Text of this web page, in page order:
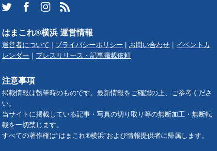
はまこれ®横浜 運営情報
運営者について | プライバシーポリシー | お問い合わせ ｜ イベントカ
レンダー ｜ プレスリリース・記事掲載依頼
注意事項
掲載情報は執筆時のものです。最新情報をご確認の上、ご参考くださ
い。
当サイトに掲載している記事・写真の切り取り等の無断加工・無断転
載を一切禁じます。
すべての著作権は“はまこれ®横浜”および情報提供者に帰属します。